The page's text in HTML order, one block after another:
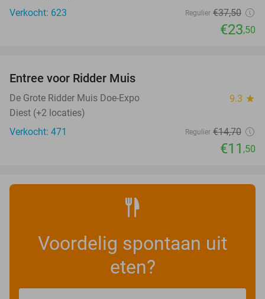
Verkocht: 623
Regulier €37,50
€23,50
Entree voor Ridder Muis
De Grote Ridder Muis Doe-Expo 9.3 star
Diest (+2 locaties)
Verkocht: 471
Regulier €14,70
€11 ,50
Voordelig spontaan uit
eten?